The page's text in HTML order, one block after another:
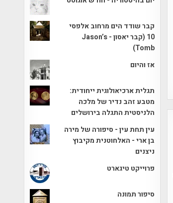
קבר שודד הים מרחוב אלפסי
10 (קבר יאסון - Jason’s
Tomb)
אז והיום
תגלית ארכיאולוגית ייחודית:
מטבע זהב נדיר של מלכה
הלניסטית התגלה בירושלים
עין תחת עין - סיפורה של מירה
בן ארי - האלחוטנית מקיבוץ
ניצנים
פרוייקט טיגארט
סיפור תמונה